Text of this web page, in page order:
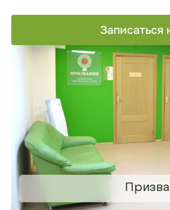
Записаться